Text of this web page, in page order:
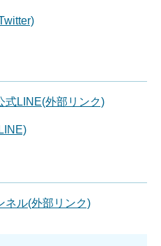
式LINE(外部リンク)
ネル(外部リンク)